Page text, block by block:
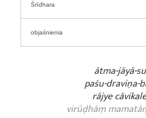
Śrīdhara
objaśnienia
ātma-jāyā-
paśu-
rājye
virūḍhāṃ